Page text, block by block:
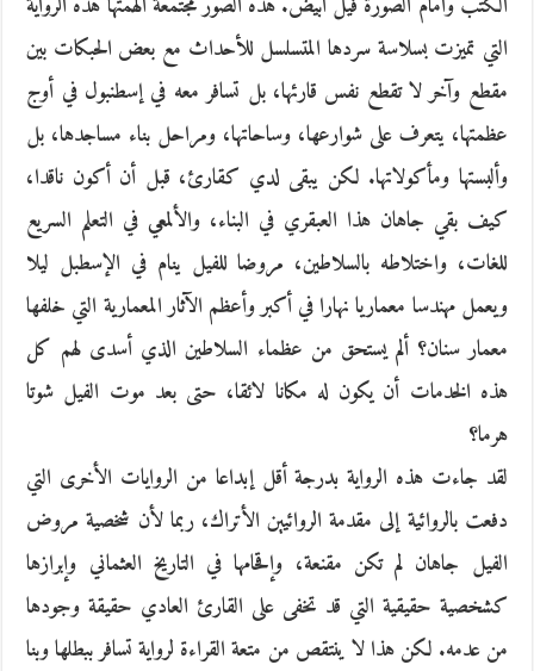
التي تميزت بسلاسة سردها المتسلسل للأحداث مع بعض الحبكات بين
مقطع وآخر لا تقطع نفس قارئها، بل تسافر معه في إسطنبول في أوج
عظمتها، يتعرف على شوارعها، وساحاتها، ومراحل بناء مساجدها، بل
وألبستها ومأكولاتها. لكن يبقى لدي كقارئ، قبل أن أكون ناقدا،
كيف بقي جاهان هذا العبقري في البناء، والألمعي في التعلم السريع
للغات، واختلاطه بالسلاطين، مروضا للفيل ينام في الإسطبل ليلا
ويعمل مهندسا معماريا نهارا في أكبر وأعظم الآثار المعمارية التي خلفها
معمار سنان؟ ألم يستحق من عظماء السلاطين الذي أسدى لهم كل
هذه الخدمات أن يكون له مكانا لائقا، حتى بعد موت الفيل شوتا
هرما؟
لقد جاءت هذه الرواية بدرجة أقل إبداعا من الروايات الأخرى التي
دفعت بالروائية إلى مقدمة الروائيين الأتراك، ربما لأن شخصية مروض
الفيل جاهان لم تكن مقنعة، وإقحامها في التاريخ العثماني وإبرازها
كشخصية حقيقية التي قد تخفى على القارئ العادي حقيقة وجودها
من عدمه. لكن هذا لا ينتقص من متعة القراءة لرواية تسافر ببطلها وبنا